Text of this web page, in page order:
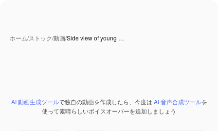
ホーム/ストック/動画/Side view of young …
AI 動画生成ツールで独自の動画を作成したら、今度は AI 音声合成ツールを
使って素晴らしいボイスオーバーを追加しましょう